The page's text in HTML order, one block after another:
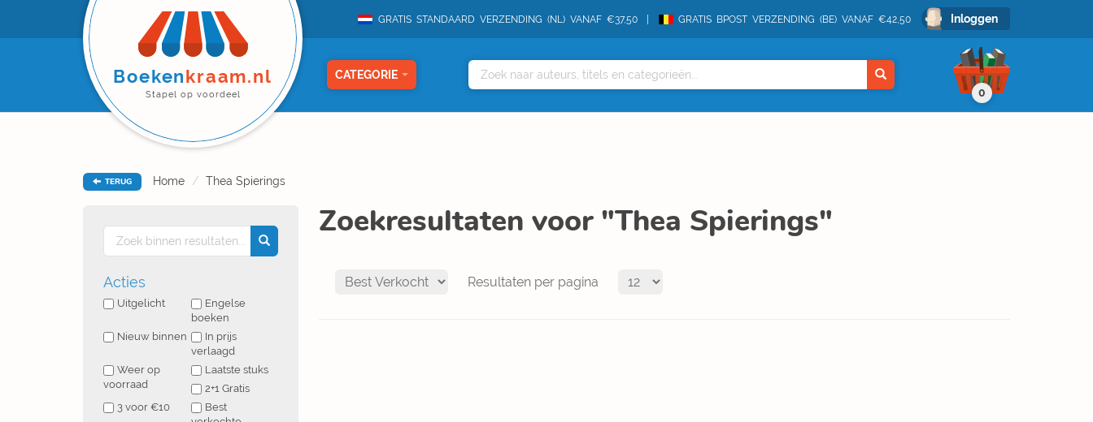
GRATIS STANDAARD VERZENDING (NL) VANAF €37,50 GRATIS BPOST VERZENDING (BE) VANAF €42,50 Inloggen
Boekenkraam.nl
Stapel op voordeel
CATEGORIE
0
TERUG Home Thea Spierings
Acties
Uitgelicht
Engelse
boeken
Nieuw binnen
In prijs
verlaagd
Weer op
voorraad
Laatste stuks
2+1 Gratis
3 voor €10
Best
Zoekresultaten voor "Thea Spierings"
Resultaten per pagina